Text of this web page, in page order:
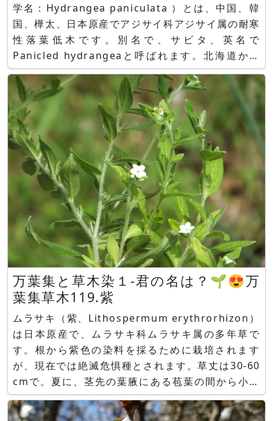
学名：Hydrangea paniculata ）とは、中国、韓
国、樺太、日本原産でアジサイ科アジサイ属の耐寒
性落葉低木です。別名で、サビタ、英名で
Panicled hydrangeaと呼ばれます。北海道から
九州の山地の斜面や茂みに自生します。 樹高は2～
5mです。葉には葉柄があり、葉は緑色で、長さ7-
15cmの卵形～楕円形で葉縁に鋸歯があり、枝に対
万葉集と草木染１-君の名は？🌱😍万
葉集草木119.紫
ムラサキ（紫、Lithospermum erythrorhizon）
は日本原産で、ムラサキ科ムラサキ属の多年草で
す。根から紫色の染料を採るために栽培されます
が、現在では絶滅危惧種とされます。草丈は30-60
cmで。夏に、茎先の葉腋にある苞葉の間から小さ
な白い漏斗状の花を咲かせます。根は濃紫色で生薬
の「シコン（紫根）」の材料や紫色の染料とされま